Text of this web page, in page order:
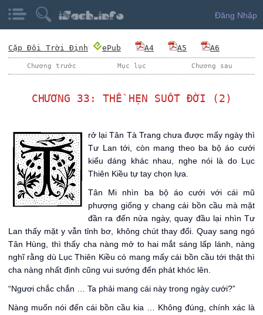
Đăng Nhập
Cặp Đôi Trời Định ePub A4 A5 A6
Chương trước Mục lục Chương sau
CHƯƠNG 33: THỀ HẸN SUỐT ĐỜI (2)
rở lại Tân Tà Trang chưa được mấy ngày thì
Tư Lan tới, còn mang theo ba bộ áo cưới
kiểu dáng khác nhau, nghe nói là do Lục
Thiên Kiều tự tay chọn lựa.
Tân Mi nhìn ba bộ áo cưới với cái mũ
phượng giống y chang cái bồn cầu mà mặt
đần ra đến nửa ngày, quay đầu lại nhìn Tư
Lan thấy mặt y vẫn tỉnh bơ, không chút thay đổi. Quay sang ngó
Tân Hùng, thì thấy cha nàng mở to hai mắt sáng lấp lánh, nàng
nghĩ rằng dù Lục Thiên Kiều có mang mấy cái bồn cầu tới thật thì
cha nàng nhất định cũng vui sướng đến phát khóc lên.
“Ngươi chắc chắn … Ta phải mang cái này trong ngày cưới?”
Nàng muốn nói đến cái bồn cầu kia … Không đúng, chính xác là